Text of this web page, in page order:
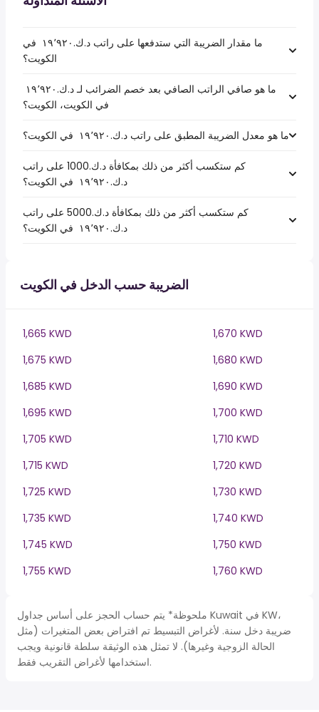
ما مقدار الضريبة التي ستدفعها على راتب د.ك.‏١٩٬٩٢٠ ‏ في
الكويت؟
في الكويت، الكويت؟
ما هو معدل الضريبة المطبق على راتب د.ك.‏١٩٬٩٢٠ ‏ في الكويت؟
كم ستكسب أكثر من ذلك بمكافأة د.ك.1000 على راتب
د.ك.‏١٩٬٩٢٠ ‏ في الكويت؟
كم ستكسب أكثر من ذلك بمكافأة د.ك.5000 على راتب
د.ك.‏١٩٬٩٢٠ ‏ في الكويت؟
الضريبة حسب الدخل في الكويت
1,665 KWD
1,670 KWD
1,675 KWD
1,680 KWD
1,685 KWD
1,690 KWD
1,695 KWD
1,700 KWD
1,705 KWD
1,710 KWD
1,715 KWD
1,720 KWD
1,725 KWD
1,730 KWD
1,735 KWD
1,740 KWD
1,745 KWD
1,750 KWD
1,755 KWD
1,760 KWD
ملحوظة* يتم حساب الحجز على أساس جداول Kuwait في KW،
ضريبة دخل سنة. لأغراض التبسيط تم افتراض بعض المتغيرات (مثل
الحالة الزوجية وغيرها). لا تمثل هذه الوثيقة سلطة قانونية ويجب
استخدامها لأغراض التقريب فقط.